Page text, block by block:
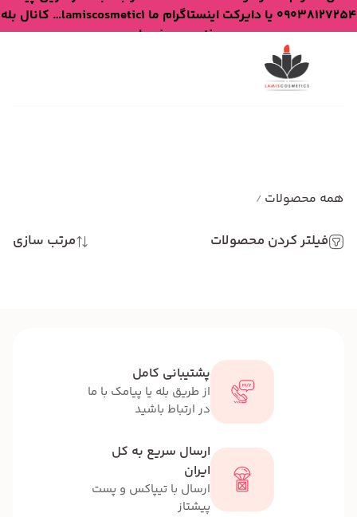
09038127254 یا دایرکت اینستاگرام ما lamiscosmetic1… کانال بله
lamiscosmetic
همه محصولات /
فیلتر کردن محصولات مرتب سازی
پشتیبانی کامل
از طریق بله یا پیامک با ما
در ارتباط باشید
ارسال سریع به کل
ایران
ارسال با تیپاکس و پست
پیشتاز